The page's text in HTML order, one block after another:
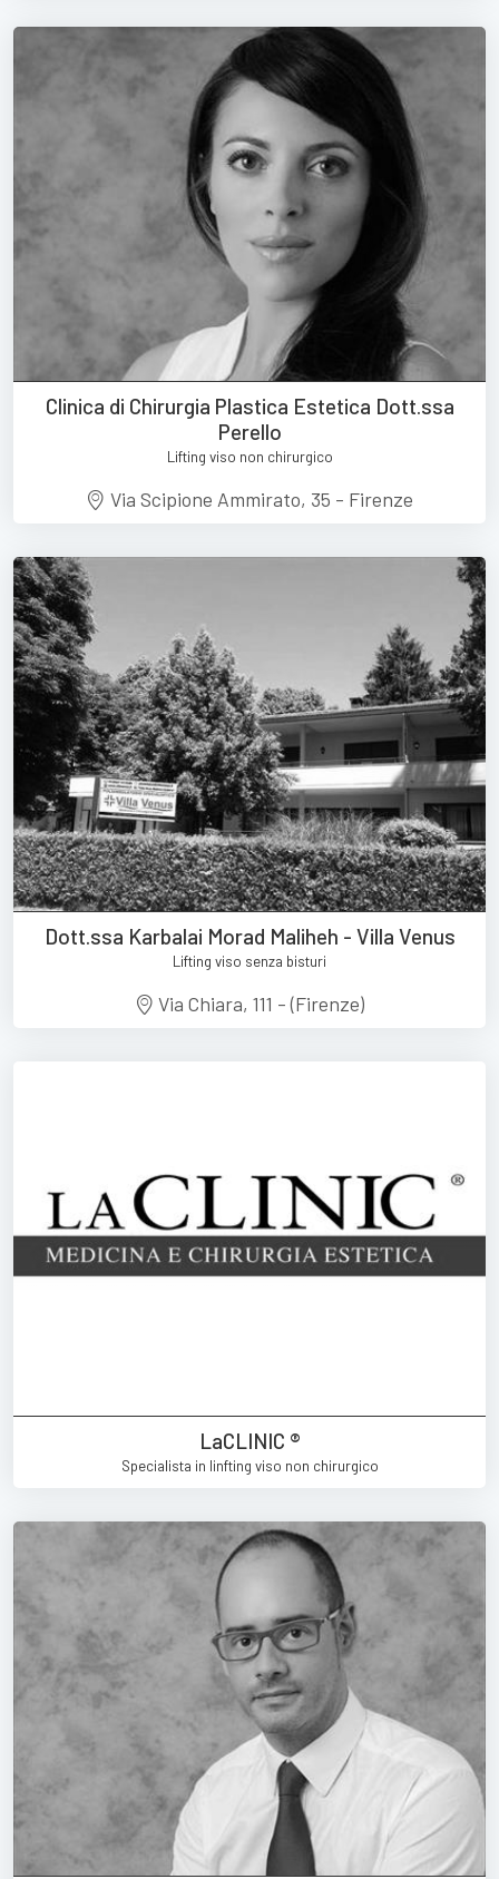
Clinica di Chirurgia Plastica Estetica Dott.ssa
Perello
Lifting viso non chirurgico
Via Scipione Ammirato, 35 - Firenze
Dott.ssa Karbalai Morad Maliheh - Villa Venus
Lifting viso senza bisturi
Via Chiara, 111 - (Firenze)
LaCLINIC ®
Specialista in linfting viso non chirurgico